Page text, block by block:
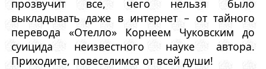
прозвучит все, чего нельзя было
выкладывать даже в интернет – от тайного
перевода «Отелло» Корнеем Чуковским до
суицида неизвестного науке автора.
Приходите, повеселимся от всей души!